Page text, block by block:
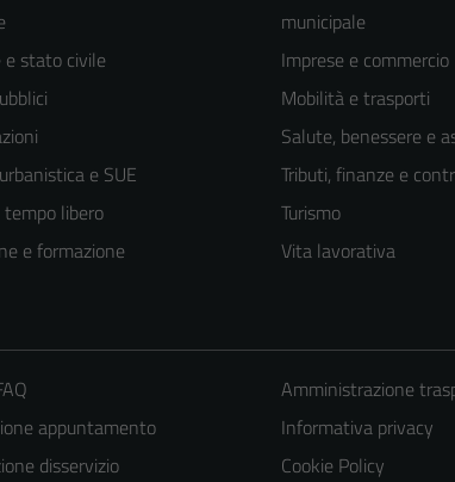
e stato civile
e SUE
libero
e formazione
municipale
Imprese e commercio
Mobilità e trasporti
Salute, benessere e
Tributi, finanze e
Turismo
Vita lavorativa
appuntamento
disservizio
Amministrazione
Informativa privacy
Cookie Policy